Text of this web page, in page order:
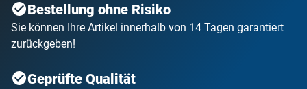
Bestellung ohne Risiko
Sie können Ihre Artikel innerhalb von 14 Tagen garantiert
zurückgeben!
Geprüfte Qualität